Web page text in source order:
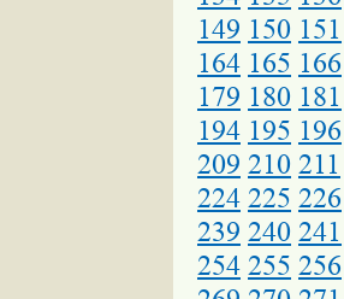
149 150 151
164 165 166
179 180 181
194 195 196
209 210 211
224 225 226
239 240 241
254 255 256